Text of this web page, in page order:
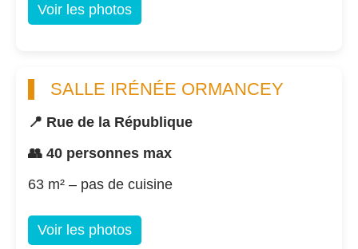
Voir les photos
SALLE IRÉNÉE ORMANCEY
📍 Rue de la République
👥 40 personnes max
63 m² – pas de cuisine
Voir les photos